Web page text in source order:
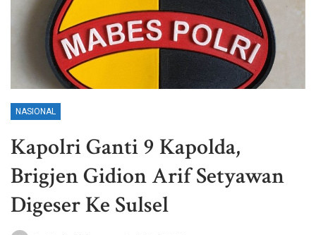
NASIONAL
Kapolri Ganti 9 Kapolda,
Brigjen Gidion Arif Setyawan
Digeser Ke Sulsel